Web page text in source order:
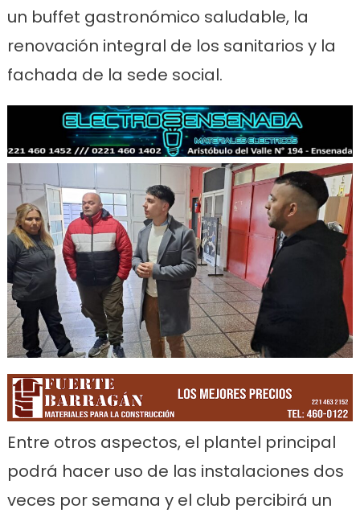
un buffet gastronómico saludable, la
renovación integral de los sanitarios y la
fachada de la sede social.
Entre otros aspectos, el plantel principal
podrá hacer uso de las instalaciones dos
veces por semana y el club percibirá un